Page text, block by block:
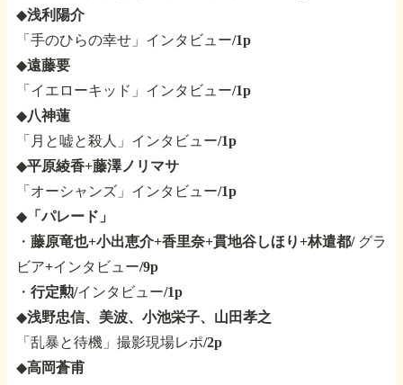
◆浅利陽介
「手のひらの幸せ」インタビュー/1p
◆遠藤要
「イエローキッド」インタビュー/1p
◆八神蓮
「月と嘘と殺人」インタビュー/1p
◆平原綾香+藤澤ノリマサ
「オーシャンズ」インタビュー/1p
◆ 「パレード」
・ 藤原竜也+小出恵介+香里奈+貫地谷しほり+林遣都/グラ
ビア+インタビュー/9p
・ 行定勲/インタビュー/1p
◆浅野忠信、美波、小池栄子、山田孝之
「乱暴と待機」撮影現場レポ/2p
◆高岡蒼甫